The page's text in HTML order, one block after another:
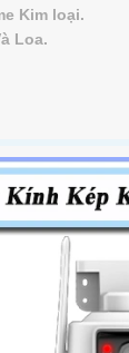
Kim loại.
Loa.